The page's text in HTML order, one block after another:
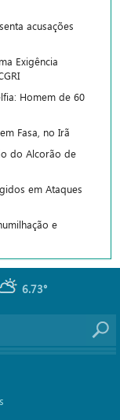
acusações
Exigência
Homem de 60
Fasa, no Irã
do Alcorão de
em Ataques
e
6.73°